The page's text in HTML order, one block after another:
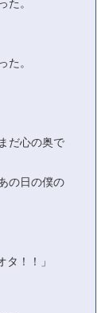
た。
た。
だ心の奥で
の日の僕の
タ！！」